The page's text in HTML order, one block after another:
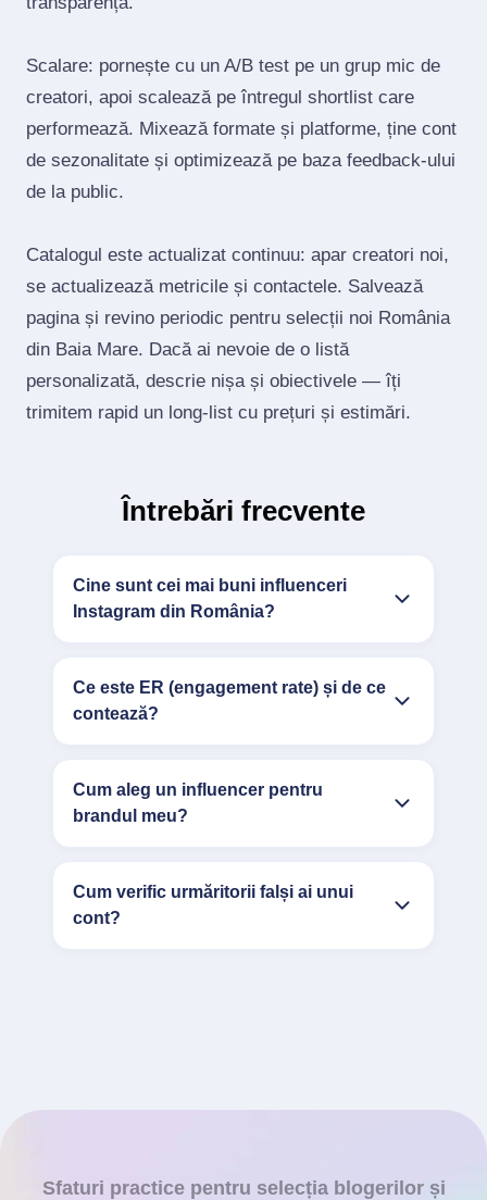
Scalare: pornește cu un A/B test pe un grup mic de
creatori, apoi scalează pe întregul shortlist care
performează. Mixează formate și platforme, ține cont
de sezonalitate și optimizează pe baza feedback‑ului
de la public.
Catalogul este actualizat continuu: apar creatori noi,
se actualizează metricile și contactele. Salvează
pagina și revino periodic pentru selecții noi România
din Baia Mare. Dacă ai nevoie de o listă
personalizată, descrie nișa și obiectivele — îți
trimitem rapid un long‑list cu prețuri și estimări.
Întrebări frecvente
Cine sunt cei mai buni influenceri
Instagram din România?
Ce este ER (engagement rate) și de ce
contează?
Cum aleg un influencer pentru
brandul meu?
Cum verific urmăritorii falși ai unui
cont?
Sfaturi practice pentru selecția blogerilor și